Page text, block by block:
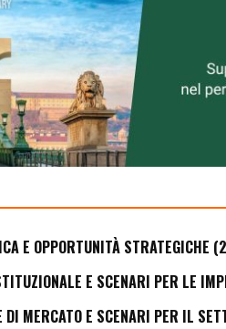
E OPPORTUNITÀ STRATEGICHE
E SCENARI PER LE
MERCATO E SCENARI PER IL